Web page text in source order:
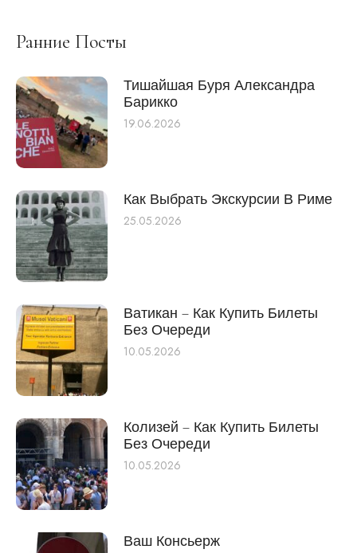
Ранние Посты
Тишайшая Буря Александра
Барикко
19.06.2026
Как Выбрать Экскурсии В Риме
25.05.2026
Ватикан – Как Купить Билеты
Без Очереди
10.05.2026
Колизей – Как Купить Билеты
Без Очереди
10.05.2026
Ваш Консьерж